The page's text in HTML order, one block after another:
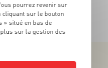
NOS PROMOTIONS
pourrez revenir sur
cliquant sur le bouton
» situé en bas de
sur la gestion des